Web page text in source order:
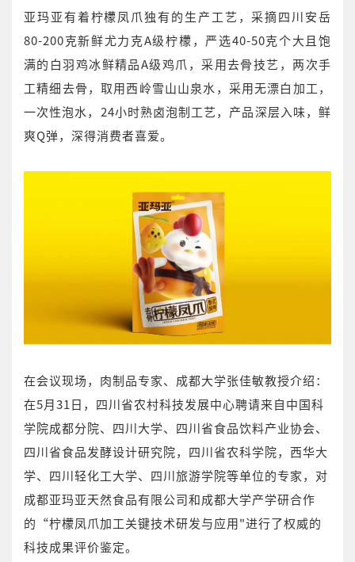
亚玛亚有着柠檬凤爪独有的生产工艺，采摘四川安岳
80-200克新鲜尤力克A级柠檬，严选40-50克个大且饱
满的白羽鸡冰鲜精品A级鸡爪，采用去骨技艺，两次手
工精细去骨，取用西岭雪山山泉水，采用无漂白加工，
一次性泡水，24小时熟卤泡制工艺，产品深层入味，鲜
爽Q弹，深得消费者喜爱。
在会议现场，肉制品专家、成都大学张佳敏教授介绍：
在5月31日，四川省农村科技发展中心聘请来自中国科
学院成都分院、四川大学、四川省食品饮料产业协会、
四川省食品发酵设计研究院，四川省农科学院，西华大
学、四川轻化工大学、四川旅游学院等单位的专家，对
成都亚玛亚天然食品有限公司和成都大学产学研合作
的“柠檬凤爪加工关键技术研发与应用"进行了权威的
科技成果评价鉴定。